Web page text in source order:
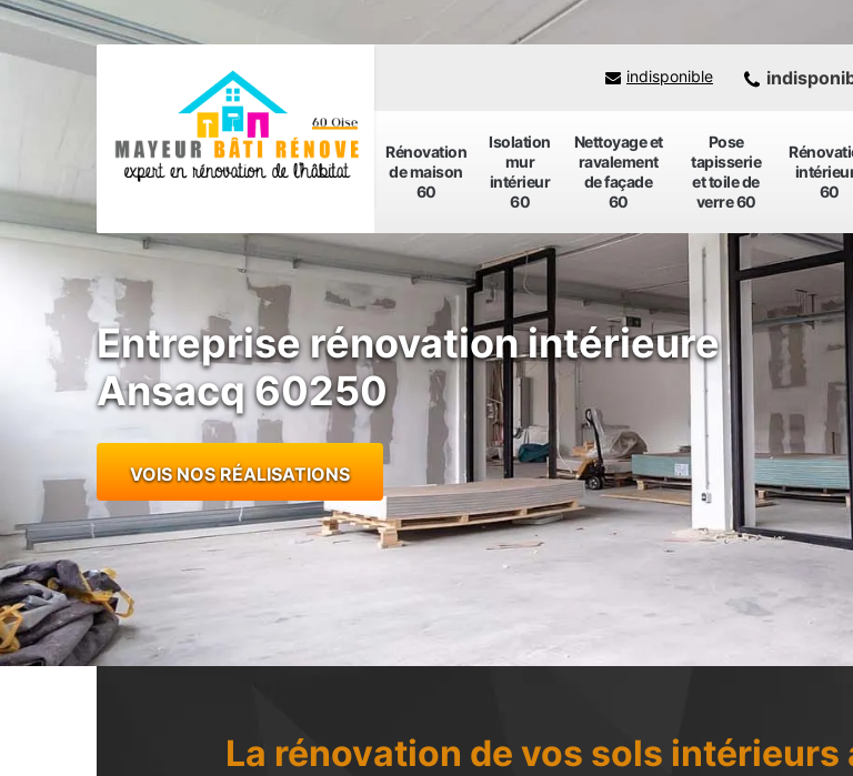
Rénovation
de maison
60
Isolation
mur
intérieur
60
Nettoyage et
ravalement
de façade
60
Pose
tapisserie
et toile de
verre 60
60
indisponible
Entreprise rénovation intérieure
Ansacq 60250
VOIS NOS RÉALISATIONS
La rénovation de vos sols intérieurs